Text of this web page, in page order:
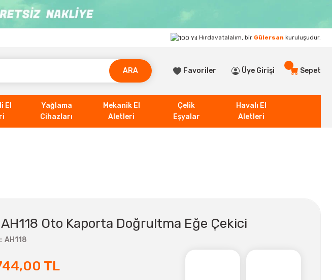
Hırdavatalalım, bir Gülersan kuruluşudur.
ARA Favoriler Üye Girişi Sepet
El
Yağlama
Cihazları
Mekanik El
Aletleri
Çelik
Eşyalar
Havalı El
Aletleri
Oto Kaporta Doğrultma Eğe Çekici
AH118
TL